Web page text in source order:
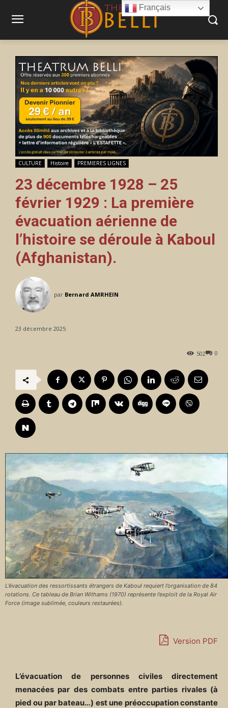
CULTURE Histoire PREMIERES LIGNES
23 décembre 1928 – 25
février 1929 : La première
évacuation aérienne de
l’histoire se déroule à Kaboul
(Afghanistan).
par Bernard AMRHEIN
23 décembre 2025
0
502
L’évacuation des ressortissants étrangers de Kaboul requiert l’organisation de 84
rotations. Ce tableau de Brian Withams (1970) représente l’exploit de la Royal Air
Force (image sublimée, couleurs restaurées).
Version PDF
L’évacuation de personnes civiles directement
menacées par des combats entre parties rivales (à
pied ou par bateau…) est une préoccupation constante
Français